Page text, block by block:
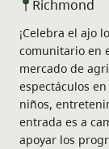
Richmond
¡Celebra el ajo
comunitario en
mercado de
espectáculos
niños,
entrada es a
apoyar los